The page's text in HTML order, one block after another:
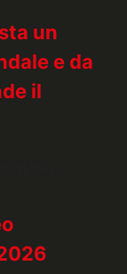
un
e da
il